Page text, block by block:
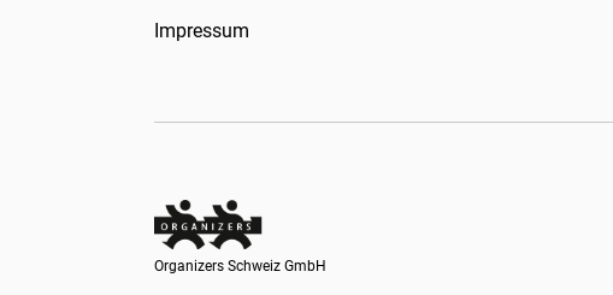
Impressum
Organizers Schweiz GmbH
Organizers Schweiz GmbH